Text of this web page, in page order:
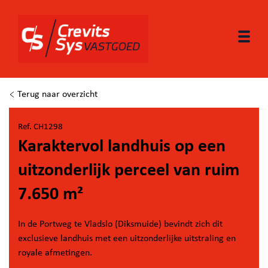
Terug naar overzicht
Ref. CH1298
Karaktervol landhuis op een
uitzonderlijk perceel van ruim
7.650 m²
In de Portweg te Vladslo (Diksmuide) bevindt zich dit
exclusieve landhuis met een uitzonderlijke uitstraling en
royale afmetingen.